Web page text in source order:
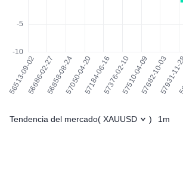
Tendencia del mercado( XAUUSD ) 1m